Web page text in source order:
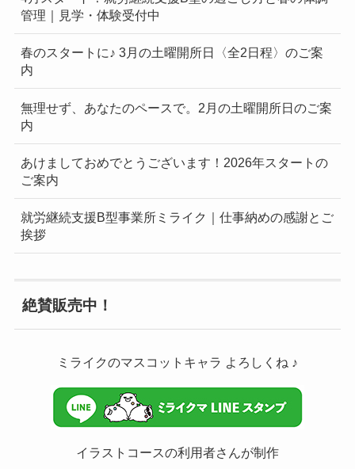
管理｜見学・体験受付中
春のスタートに♪ 3月の土曜開所日〈全2日程〉のご案
内
無理せず、あなたのペースで。2月の土曜開所日のご案
内
あけましておめでとうございます！2026年スタートの
ご案内
就労継続支援B型事業所ミライク｜仕事納めの感謝とご
挨拶
絶賛販売中！
ミライクのマスコットキャラ よろしくね ♪
イラストコースの利用者さんが制作